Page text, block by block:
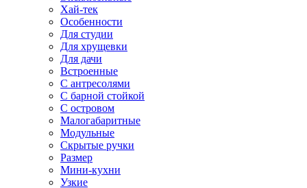
Хай-тек
Особенности
Для студии
Для хрущевки
Для дачи
Встроенные
С антресолями
С барной стойкой
С островом
Малогабаритные
Модульные
Скрытые ручки
Размер
Мини-кухни
Узкие